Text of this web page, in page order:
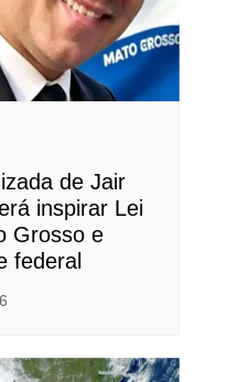
de Jair
inspirar Lei
Grosso e
federal